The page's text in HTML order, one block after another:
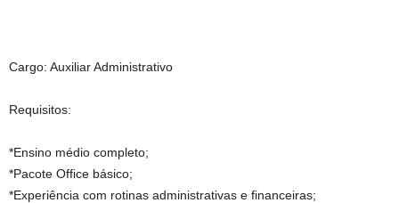
Cargo: Auxiliar Administrativo
Requisitos:
*Ensino médio completo;
*Pacote Office básico;
*Experiência com rotinas administrativas e financeiras;